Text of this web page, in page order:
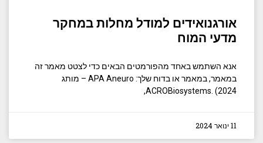
אורגנואידים למודל מחלות במחקר
מדעי המוח
אנא השתמש באחד מהפורמטים הבאים כדי לצטט מאמר זה
במאמר, במאמר או בדוח שלך: APA Aneuro – מותג
ACROBiosystems. (2024,
11 ינואר 2024